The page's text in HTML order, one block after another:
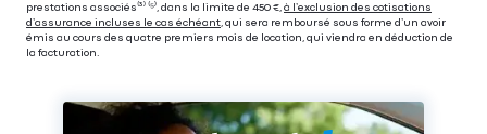
prestations associés⁽³⁾ ⁽⁵⁾, dans la limite de 450 €, à l’exclusion des cotisations
d’assurance incluses le cas échéant , qui sera remboursé sous forme d’un avoir
émis au cours des quatre premiers mois de location, qui viendra en déduction de
la facturation.